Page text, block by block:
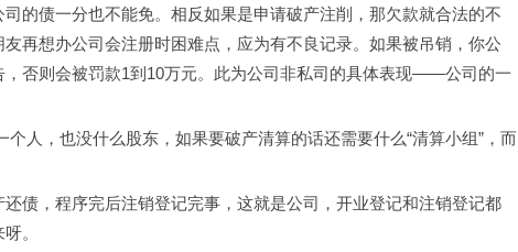
的债一分也不能免。相反如果是申请破产注削，那欠款就合法的不
再想办公司会注册时困难点，应为有不良记录。如果被吊销，你公
否则会被罚款1到10万元。此为公司非私司的具体表现――公司的一
人，也没什么股东，如果要破产清算的话还需要什么“清算小组”，而
债，程序完后注销登记完事，这就是公司，开业登记和注销登记都
。